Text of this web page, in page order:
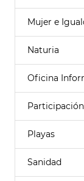
Mujer e
Naturia
Oficina
Participación
Playas
Sanidad